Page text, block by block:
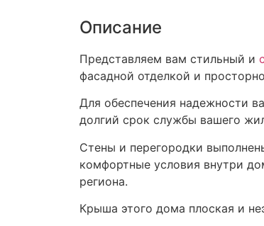
Описание
Представляем вам стильный и
фасадной отделкой и
Для обеспечения надежности
долгий срок службы вашего
Стены и перегородки
комфортные условия внутри
региона.
Крыша этого дома плоская и